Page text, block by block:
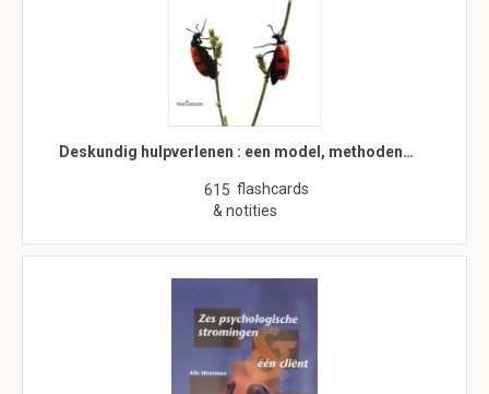
Deskundig hulpverlenen : een model, methoden…
615 flashcards
& notities